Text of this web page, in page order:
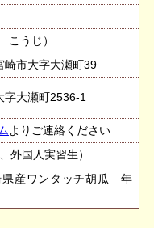
うじ）
崎市大字大瀬町39
字大瀬町2536-1
よりご連絡ください
外国人実習生）
産ワンタッチ胡瓜 年